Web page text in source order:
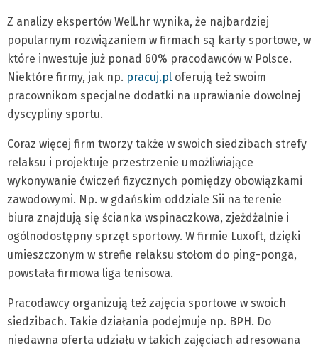
Z analizy ekspertów Well.hr wynika, że najbardziej
popularnym rozwiązaniem w firmach są karty sportowe, w
które inwestuje już ponad 60% pracodawców w Polsce.
Niektóre firmy, jak np. pracuj.pl oferują też swoim
pracownikom specjalne dodatki na uprawianie dowolnej
dyscypliny sportu.
Coraz więcej firm tworzy także w swoich siedzibach strefy
relaksu i projektuje przestrzenie umożliwiające
wykonywanie ćwiczeń fizycznych pomiędzy obowiązkami
zawodowymi. Np. w gdańskim oddziale Sii na terenie
biura znajdują się ścianka wspinaczkowa, zjeżdżalnie i
ogólnodostępny sprzęt sportowy. W firmie Luxoft, dzięki
umieszczonym w strefie relaksu stołom do ping-ponga,
powstała firmowa liga tenisowa.
Pracodawcy organizują też zajęcia sportowe w swoich
siedzibach. Takie działania podejmuje np. BPH. Do
niedawna oferta udziału w takich zajęciach adresowana